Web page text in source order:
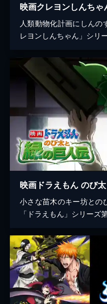
人類動物化計画にしんの
レヨンしんちゃん」シリ
映画ドラえもん のび
小さな苗木のキー坊との
「ドラえもん」シリーズ